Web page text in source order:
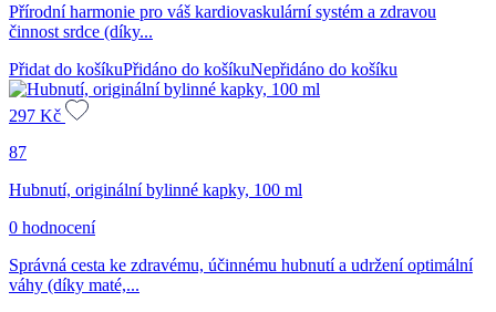
Přírodní harmonie pro váš kardiovaskulární systém a zdravou
činnost srdce (díky...
Přidat do košíkuPřidáno do košíkuNepřidáno do košíku
297 Kč
87
Hubnutí, originální bylinné kapky, 100 ml
0 hodnocení
Správná cesta ke zdravému, účinnému hubnutí a udržení optimální
váhy (díky maté,...